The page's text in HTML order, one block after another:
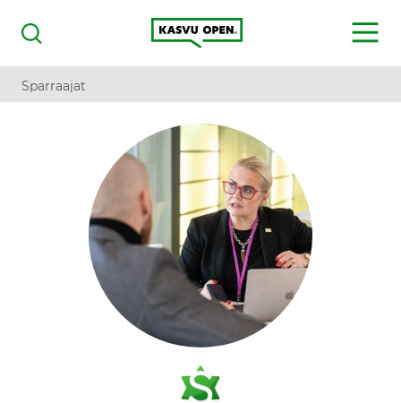
Haku
Kasvu Open
MENU
Sparraajat